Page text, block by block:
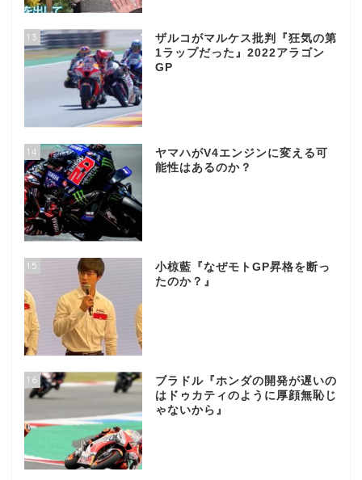
13
ザルコがマルケス批判『狂気の第
1ラップだった』2022アラゴン
GP
14
ヤマハがV4エンジンに変える可
能性はあるのか？
15
小椋藍『なぜモトGP昇格を断っ
たのか？』
16
ブラドル『ホンダの開発が遅いの
はドゥカティのように厚顔無恥じ
ゃないから』